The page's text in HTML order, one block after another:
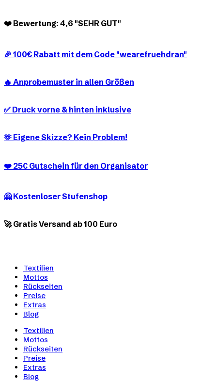
❤️ Bewertung: 4,6 "SEHR GUT"
🎉 100€ Rabatt mit dem Code "wearefruehdran"
🔥 Anprobemuster in allen Größen
✅ Druck vorne & hinten inklusive
🫶 Eigene Skizze? Kein Problem!
❤️ 25€ Gutschein für den Organisator
🤗 Kostenloser Stufenshop
🚀 Gratis Versand ab 100 Euro
Textilien
Mottos
Rückseiten
Preise
Extras
Blog
Textilien
Mottos
Rückseiten
Preise
Extras
Blog